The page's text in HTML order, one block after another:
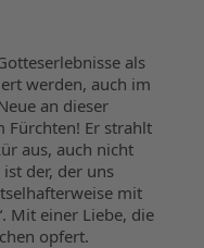
als
werden, auch im
an dieser
Fürchten! Er strahlt
aus, auch nicht
der, der uns
mit
Mit einer Liebe, die
opfert.